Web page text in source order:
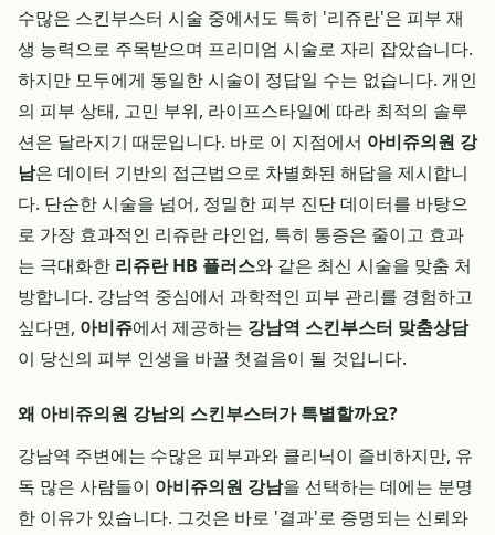
수많은 스킨부스터 시술 중에서도 특히 '리쥬란'은 피부 재
생 능력으로 주목받으며 프리미엄 시술로 자리 잡았습니다.
하지만 모두에게 동일한 시술이 정답일 수는 없습니다. 개인
의 피부 상태, 고민 부위, 라이프스타일에 따라 최적의 솔루
션은 달라지기 때문입니다. 바로 이 지점에서 아비쥬의원 강
남은 데이터 기반의 접근법으로 차별화된 해답을 제시합니
다. 단순한 시술을 넘어, 정밀한 피부 진단 데이터를 바탕으
로 가장 효과적인 리쥬란 라인업, 특히 통증은 줄이고 효과
는 극대화한 리쥬란 HB 플러스와 같은 최신 시술을 맞춤 처
방합니다. 강남역 중심에서 과학적인 피부 관리를 경험하고
싶다면, 아비쥬에서 제공하는 강남역 스킨부스터 맞춤상담
이 당신의 피부 인생을 바꿀 첫걸음이 될 것입니다.
왜 아비쥬의원 강남의 스킨부스터가 특별할까요?
강남역 주변에는 수많은 피부과와 클리닉이 즐비하지만, 유
독 많은 사람들이 아비쥬의원 강남을 선택하는 데에는 분명
한 이유가 있습니다. 그것은 바로 '결과'로 증명되는 신뢰와